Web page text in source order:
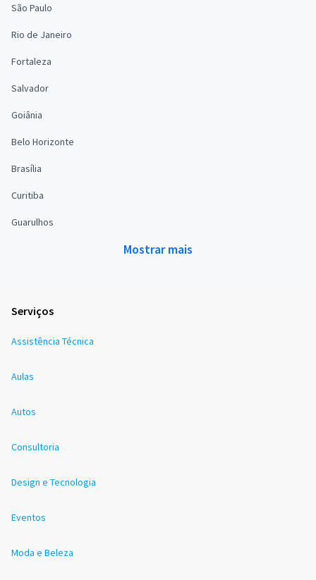
São Paulo
Rio de Janeiro
Fortaleza
Salvador
Goiânia
Belo Horizonte
Brasília
Curitiba
Guarulhos
Mostrar mais
Serviços
Assistência Técnica
Aulas
Autos
Consultoria
Design e Tecnologia
Eventos
Moda e Beleza